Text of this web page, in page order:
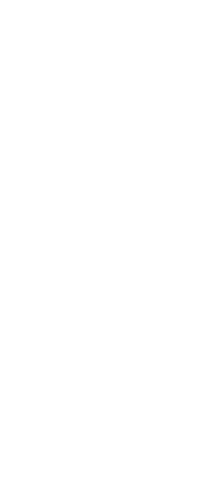
| Ιδιωτική κουζίνα | Βραστήρας